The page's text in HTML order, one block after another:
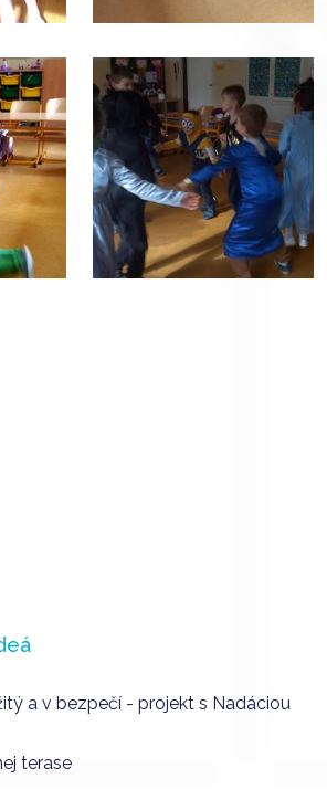
a v bezpečí - projekt s Nadáciou
terase